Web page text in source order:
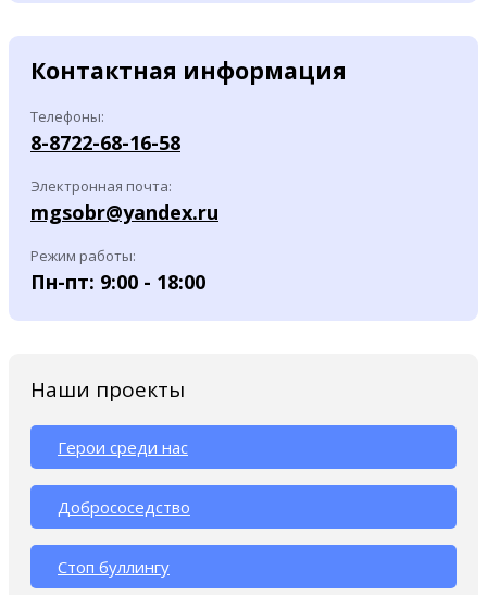
Контактная информация
Телефоны:
8-8722-68-16-58
Электронная почта:
mgsobr@yandex.ru
Режим работы:
Пн-пт: 9:00 - 18:00
Наши проекты
Герои среди нас
Добрососедство
Стоп буллингу